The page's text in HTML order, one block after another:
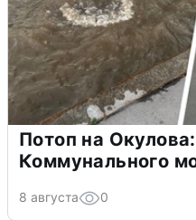
Потоп на
Коммунального
8 августа 0